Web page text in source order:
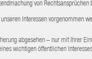
von
Interessen vorgenommen
abgesehen – nur mit Ihrer
wichtigen öffentlichen